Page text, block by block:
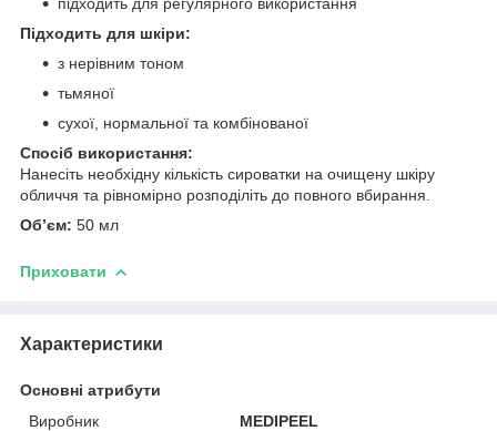
Підходить для шкіри:
з нерівним тоном
тьмяної
сухої, нормальної та комбінованої
Спосіб використання:
Нанесіть необхідну кількість сироватки на очищену шкіру
обличчя та рівномірно розподіліть до повного вбирання.
Обʼєм: 50 мл
Приховати
Характеристики
Основні атрибути
Виробник
MEDIPEEL